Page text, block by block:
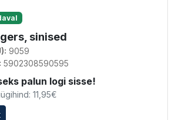
sinised
9059
5902308590595
palun logi sisse!
11,95€